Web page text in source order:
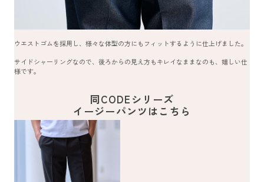
ウエストゴムを採用し、様々な体型の方にもフィットするように仕上げました。
サイドシャーリングなので、後ろからの見え方もキレイなままなのも、嬉しい仕
様です。
同CODEシリーズ
イージーパンツはこちら